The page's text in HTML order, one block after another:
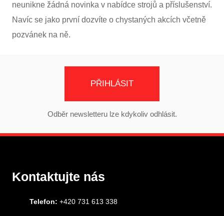
neunikne žádná novinka v nabídce strojů a příslušenství.
Navíc se jako první dozvíte o chystaných akcích včetně
pozvánek na ně.
PŘIHLÁSIT
Odběr newsletteru lze kdykoliv odhlásit.
Kontaktujte nás
Telefon: +420 731 613 338